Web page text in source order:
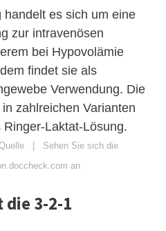
es sich um eine
zur intravenösen
bei Hypovolämie
findet sie als
Verwendung. Die
zahlreichen Varianten
Laktat-Lösung.
| Sehen Sie sich die
an
3-2-1